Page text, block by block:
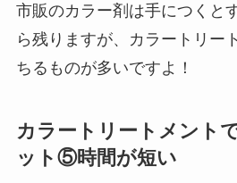
市販のカラー剤は手につくと
ら残りますが、カラートリー
ちるものが多いですよ！
カラートリートメント
ット⑤時間が短い